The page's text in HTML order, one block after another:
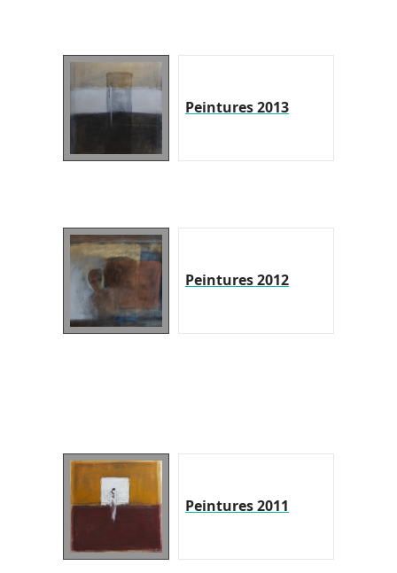
Peintures 2013
Peintures 2012
Peintures 2011